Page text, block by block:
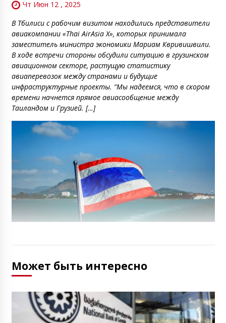
Чт Июн 12 , 2025
В Тбилиси с рабочим визитом находились представители
авиакомпании «Thai AirAsia X», которых принимала
заместитель министра экономики Мариам Квривишвили.
В ходе встречи стороны обсудили ситуацию в грузинском
авиационном секторе, растущую статистику
авиаперевозок между странами и будущие
инфраструктурные проекты. “Мы надеемся, что в скором
времени начнется прямое авиасообщение между
Таиландом и Грузией. […]
Может быть интересно